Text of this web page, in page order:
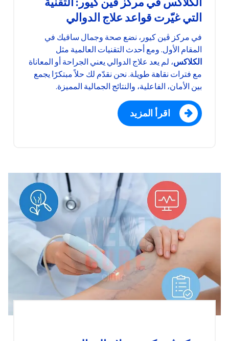
التي غيّرت قواعد علاج الدوالي
في مركز ڤين كيور، نضع صحة وجمال ساقيك في
المقام الأول. ومع أحدث التقنيات العالمية مثل
الكلاكس ، لم يعد علاج الدوالي يعني الجراحة أو المعاناة
مع فترات نقاهة طويلة. نحن نقدّم لك حلاً مبتكرًا يجمع
بين الأمان، الفاعلية، والنتائج الجمالية المميزة.
اقرأ المزيد